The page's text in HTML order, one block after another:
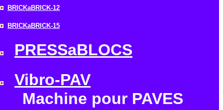
BRICKaBRICK-12
BRICKaBRICK-15
PRESSaBLOCS
Vibro-PAV
Machine pour PAVES